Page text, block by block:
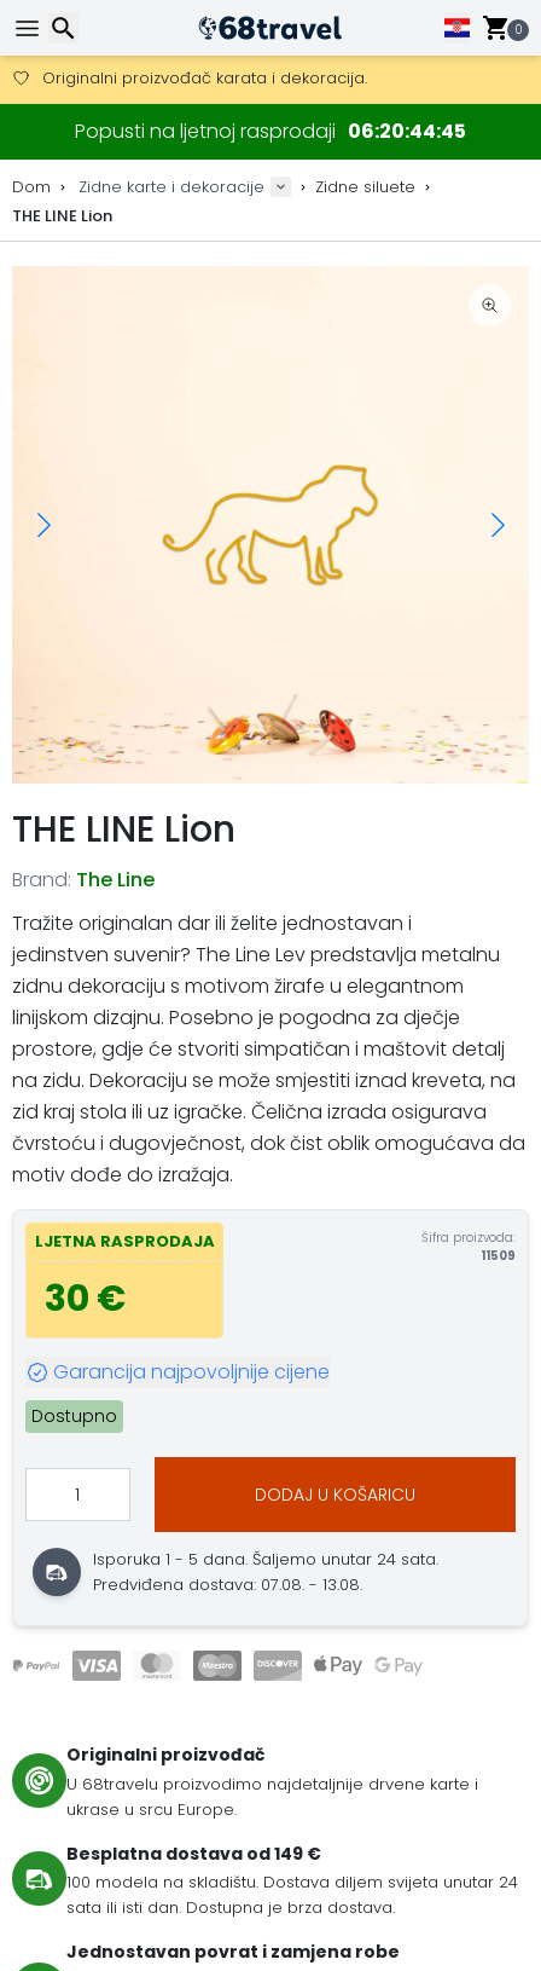
0
Mogućnost slanja DHL Expressom (dostava unutar 24 sata)
30 dana za povrat, 90 dana za drvene karte i dekoracije.
Originalni proizvođač karata i dekoracija.
Popusti na ljetnoj rasprodaji 06204444
Dom Zidne karte i dekoracije
Zidne siluete
THE LINE Lion
THE LINE Lion
Brand: The Line
Tražite originalan dar ili želite jednostavan i
jedinstven suvenir? The Line Lev predstavlja metalnu
zidnu dekoraciju s motivom žirafe u elegantnom
linijskom dizajnu. Posebno je pogodna za dječje
prostore, gdje će stvoriti simpatičan i maštovit detalj
na zidu. Dekoraciju se može smjestiti iznad kreveta, na
zid kraj stola ili uz igračke. Čelična izrada osigurava
čvrstoću i dugovječnost, dok čist oblik omogućava da
motiv dođe do izražaja.
LJETNA RASPRODAJA
30 €
Šifra proizvoda:
11509
Garancija najpovoljnije cijene
Dostupno
DODAJ U KOŠARICU
Isporuka 1 - 5 dana. Šaljemo unutar 24 sata.
Predviđena dostava: 07.08. - 13.08.
Originalni proizvođač
U 68travelu proizvodimo najdetaljnije drvene karte i
ukrase u srcu Europe.
Besplatna dostava od 149 €
100 modela na skladištu. Dostava diljem svijeta unutar 24
sata ili isti dan. Dostupna je brza dostava.
Jednostavan povrat i zamjena robe
Traži
Traži